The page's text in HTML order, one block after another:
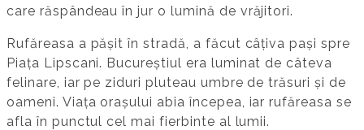
care răspândeau în jur o lumină de vrăjitori.
Rufăreasa a pășit în stradă, a făcut câțiva pași spre
Piața Lipscani. Bucureștiul era luminat de câteva
felinare, iar pe ziduri pluteau umbre de trăsuri și de
oameni. Viața orașului abia începea, iar rufăreasa se
afla în punctul cel mai fierbinte al lumii.